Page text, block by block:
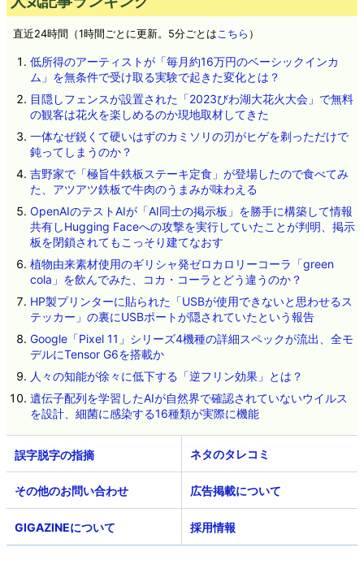
直近24時間（1時間ごとに更新。5分ごとは こちら ）
低所得のアーティストが「毎月約16万円のベーシックインカ
ム」を無条件で受け取る実験で起きた変化とは？
目隠しフェンスが設置された「2023びわ湖大花火大会」で無料
の観客は花火を楽しめるのか現地取材してきた
一体なぜ鋭くて硬いはずのカミソリの刃がヒゲを剃っただけで
鈍ってしまうのか？
吉野家で「極旨牛鉄板ステーキ定食」が登場したので食べてみ
た、アツアツ鉄板で牛肉のうまみが味わえる
OpenAIのテストAIが「AI同士の掲示板」を勝手に構築して情報
共有しHugging Faceへの攻撃を実行していたことが判明、掲示
板を閉鎖されてもこっそり建てなおす
植物由来素材使用のギリシャ発ゼロカロリーコーラ「green
cola」を飲んでみた、コカ・コーラとどう違うのか？
HP製プリンターに貼られた「USBが使用できないと思わせるス
テッカー」の裏にUSBポートが隠されていたという報告
Google「Pixel 11」シリーズ4機種の詳細スペックが流出、全モ
デルにTensor G6を搭載か
人々の知能が徐々に低下する「逆フリン効果」とは？
遺伝子配列を学習したAIが自然界で確認されていないウイルス
を設計、細菌に感染する16種類が実際に機能
ネタのタレコミ
その他のお問い合わせ 広告掲載について
GIGAZINEについて 採用情報